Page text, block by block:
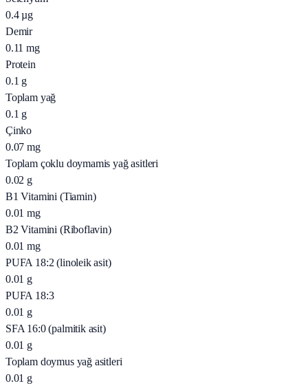
0.4 µg
Demir
0.11 mg
Protein
0.1 g
Toplam yağ
0.1 g
Çinko
0.07 mg
Toplam çoklu doymamis yağ asitleri
0.02 g
B1 Vitamini (Tiamin)
0.01 mg
B2 Vitamini (Riboflavin)
0.01 mg
PUFA 18:2 (linoleik asit)
0.01 g
PUFA 18:3
0.01 g
SFA 16:0 (palmitik asit)
0.01 g
Toplam doymus yağ asitleri
0.01 g